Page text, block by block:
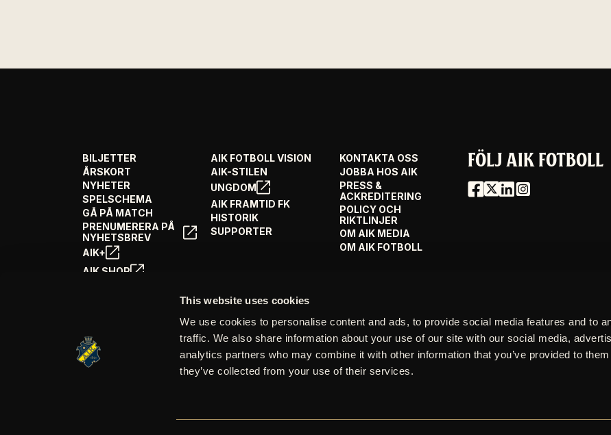
This website uses cookies
We use cookies to personalise content and ads, to provide social media features and to
traffic. We also share information about your use of our site with our social media,
analytics partners who may combine it with other information that you’ve provided to
they’ve collected from your use of their services.
BILJETTER
ÅRSKORT
NYHETER
SPELSCHEMA
GÅ PÅ MATCH
PRENUMERERA PÅ
NYHETSBREV
AIK+
AIK SHOP
AIK FOTBOLL VISION
AIK-STILEN
UNGDOM
AIK FRAMTID FK
HISTORIK
SUPPORTER
KONTAKTA OSS
JOBBA HOS AIK
PRESS &
ACKREDITERING
POLICY OCH
RIKTLINJER
OM AIK MEDIA
OM AIK FOTBOLL
FÖLJ AIK FOTBOLL